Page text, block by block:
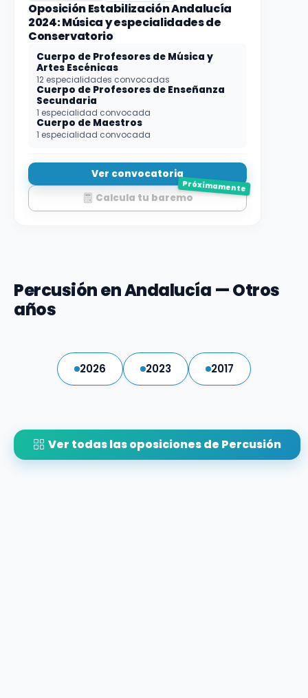
Oposición Estabilización Andalucía
2024: Música y especialidades de
Conservatorio
Cuerpo de Profesores de Música y
Artes Escénicas
12 especialidades convocadas
Cuerpo de Profesores de Enseñanza
Secundaria
1 especialidad convocada
Cuerpo de Maestros
1 especialidad convocada
Ver convocatoria
Calcula tu baremo
Próximamente
Percusión en Andalucía — Otros
años
2026 2023 2017
Ver todas las oposiciones de Percusión